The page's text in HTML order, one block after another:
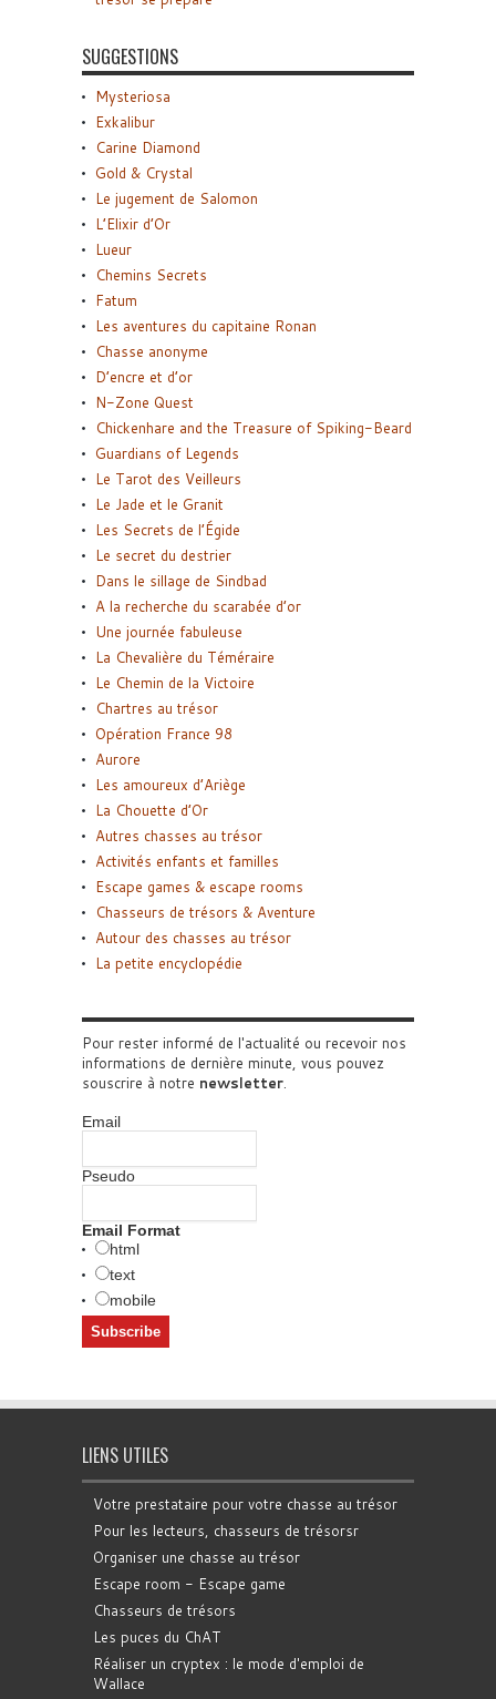
SUGGESTIONS
Mysteriosa
Exkalibur
Carine Diamond
Gold & Crystal
Le jugement de Salomon
L’Elixir d’Or
Lueur
Chemins Secrets
Fatum
Les aventures du capitaine Ronan
Chasse anonyme
D’encre et d’or
N-Zone Quest
Chickenhare and the Treasure of Spiking-Beard
Guardians of Legends
Le Tarot des Veilleurs
Le Jade et le Granit
Les Secrets de l’Égide
Le secret du destrier
Dans le sillage de Sindbad
A la recherche du scarabée d’or
Une journée fabuleuse
La Chevalière du Téméraire
Le Chemin de la Victoire
Chartres au trésor
Opération France 98
Aurore
Les amoureux d’Ariège
La Chouette d’Or
Autres chasses au trésor
Activités enfants et familles
Escape games & escape rooms
Chasseurs de trésors & Aventure
Autour des chasses au trésor
La petite encyclopédie
Pour rester informé de l'actualité ou recevoir nos
informations de dernière minute, vous pouvez
souscrire à notre newsletter.
Email
Pseudo
Email Format
html
text
mobile
LIENS UTILES
Votre prestataire pour votre chasse au trésor
Pour les lecteurs, chasseurs de trésorsr
Organiser une chasse au trésor
Escape room - Escape game
Chasseurs de trésors
Les puces du ChAT
Réaliser un cryptex : le mode d'emploi de
Wallace